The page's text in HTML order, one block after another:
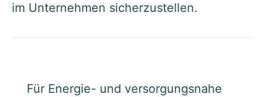
im Unternehmen sicherzustellen.
Für Energie- und versorgungsnahe